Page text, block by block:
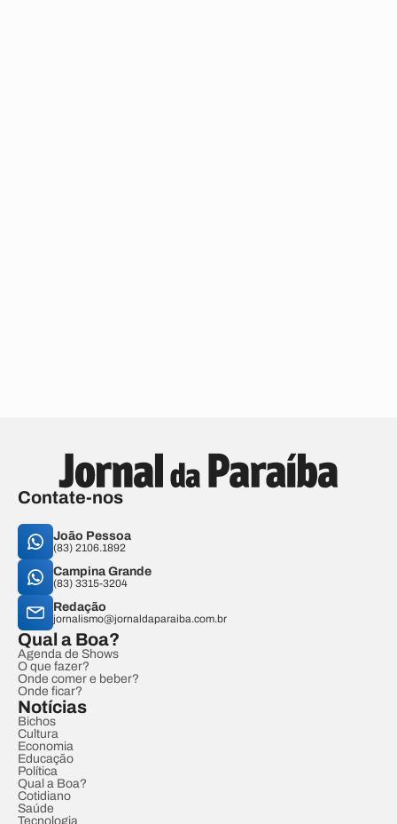
Contate-nos
João Pessoa
(83) 2106.1892
Campina Grande
(83) 3315-3204
Redação
jornalismo@jornaldaparaiba.com.br
Qual a Boa?
Agenda de Shows
O que fazer?
Onde comer e beber?
Onde ficar?
Notícias
Bichos
Cultura
Economia
Educação
Política
Qual a Boa?
Cotidiano
Saúde
Tecnologia